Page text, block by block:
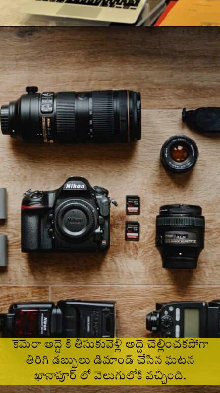
కెమెరా అద్దె కి తీసుకువెళ్లి అద్దె చెల్లించకపోగా
తిరిగి డబ్బులు డిమాండ్ చేసిన ఘటన
ఖానాపూర్ లో వెలుగులోకి వచ్చింది.